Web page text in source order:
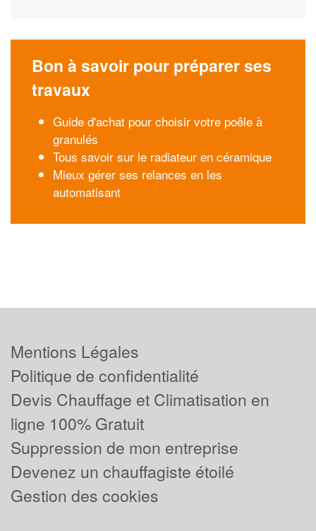
Bon à savoir pour préparer ses
travaux
Guide d'achat pour choisir votre poêle à
granulés
Tous savoir sur le radiateur en céramique
Mieux gérer ses relances en les
automatisant
Mentions Légales
Politique de confidentialité
Devis Chauffage et Climatisation en
ligne 100% Gratuit
Suppression de mon entreprise
Devenez un chauffagiste étoilé
Gestion des cookies